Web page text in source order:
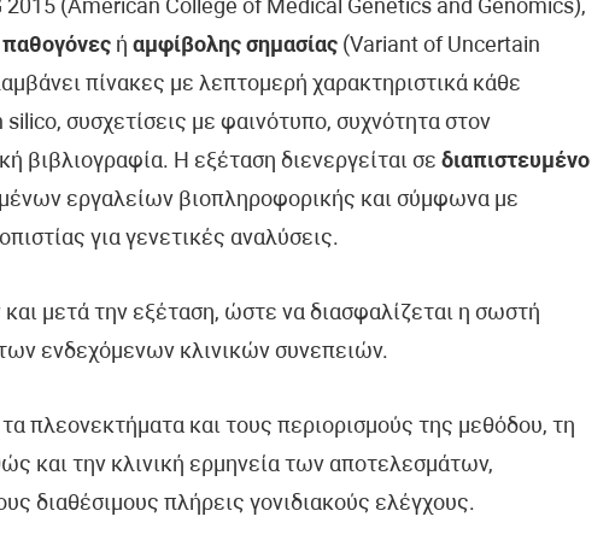
(American College of Medical Genetics and Genomics),
ή αμφίβολης σημασίας(Variant of Uncertain
πίνακες με λεπτομερή χαρακτηριστικά κάθε
συσχετίσεις με φαινότυπο, συχνότητα στον
βιβλιογραφία. Η εξέταση διενεργείται σε διαπιστευμένο
εργαλείων βιοπληροφορικής και σύμφωνα με
για γενετικές αναλύσεις.
μετά την εξέταση, ώστε να διασφαλίζεται η σωστή
ενδεχόμενων κλινικών συνεπειών.
πλεονεκτήματα και τους περιορισμούς της μεθόδου, τη
και την κλινική ερμηνεία των αποτελεσμάτων,
διαθέσιμους πλήρεις γονιδιακούς ελέγχους.